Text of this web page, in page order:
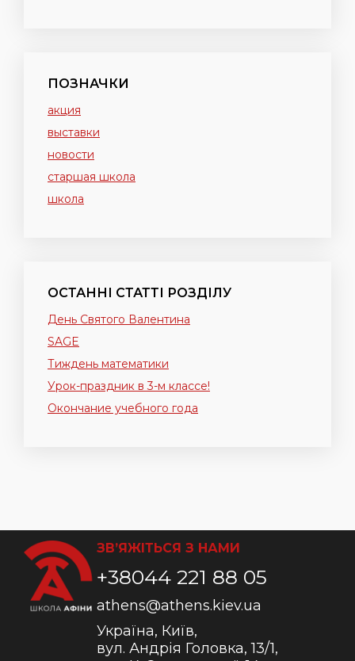
ПОЗНАЧКИ
акция
выставки
новости
старшая школа
школа
ОСТАННІ СТАТТІ РОЗДІЛУ
День Святого Валентина
SAGE
Тиждень математики
Урок-праздник в 3-м классе!
Окончание учебного года
ЗВ’ЯЖІТЬСЯ З НАМИ
+38044 221 88 05
athens@athens.kiev.ua
Україна, Київ,
вул. Андрія Головка, 13/1,